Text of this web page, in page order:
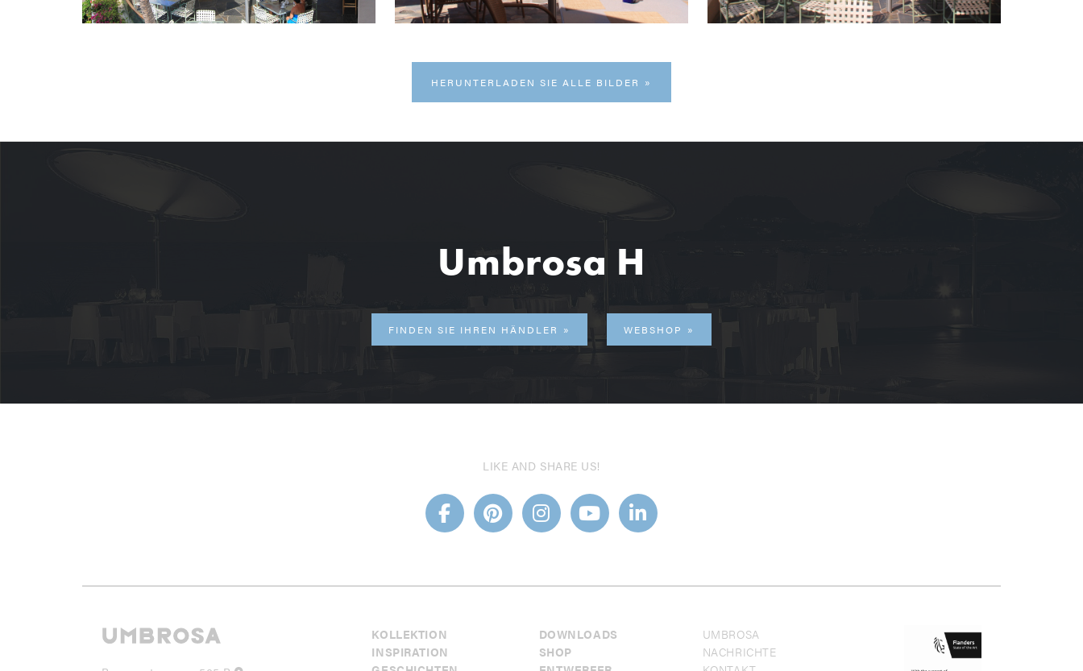
HERUNTERLADEN SIE ALLE BILDER
Umbrosa H
FINDEN SIE IHREN HÄNDLER WEBSHOP
LIKE AND SHARE US!
KOLLEKTION
INSPIRATION
DOWNLOADS
SHOP
UMBROSA
NACHRICHTE